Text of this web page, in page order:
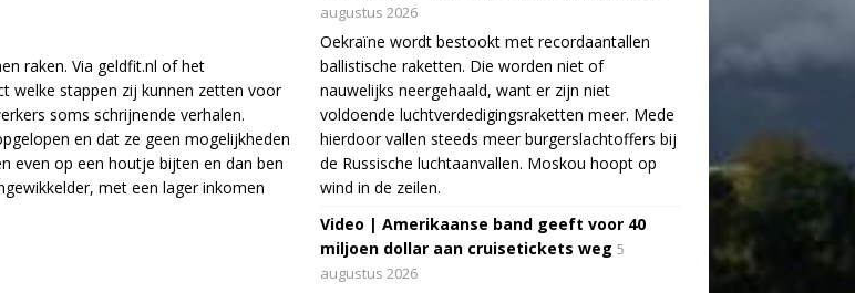
raken. Via geldfit.nl of het
welke stappen zij kunnen zetten voor
soms schrijnende verhalen.
en dat ze geen mogelijkheden
even op een houtje bijten en dan ben
met een lager inkomen
augustus 2026
Oekraïne wordt bestookt met recordaantallen
ballistische raketten. Die worden niet of
nauwelijks neergehaald, want er zijn niet
voldoende luchtverdedigingsraketten meer. Mede
hierdoor vallen steeds meer burgerslachtoffers bij
de Russische luchtaanvallen. Moskou hoopt op
wind in de zeilen.
Video | Amerikaanse band geeft voor 40
miljoen dollar aan cruisetickets weg 5
augustus 2026